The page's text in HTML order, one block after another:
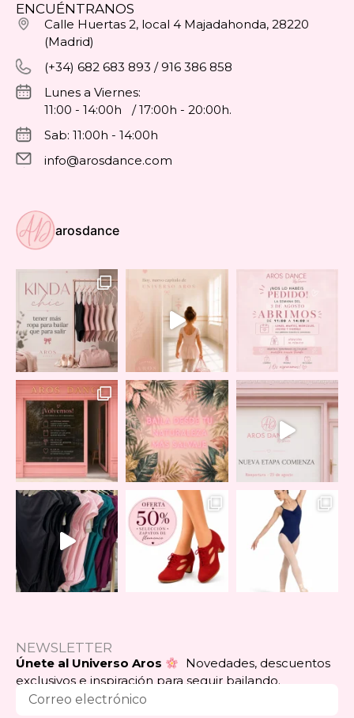
ENCUÉNTRANOS
Calle Huertas 2, local 4 Majadahonda, 28220
(Madrid)
(+34) 682 683 893 / 916 386 858
Lunes a Viernes:
11:00 - 14:00h / 17:00h - 20:00h.
Sab: 11:00h - 14:00h
info@arosdance.com
arosdance
NEWSLETTER
Únete al Universo Aros
Novedades, descuentos
exclusivos e inspiración para seguir bailando.